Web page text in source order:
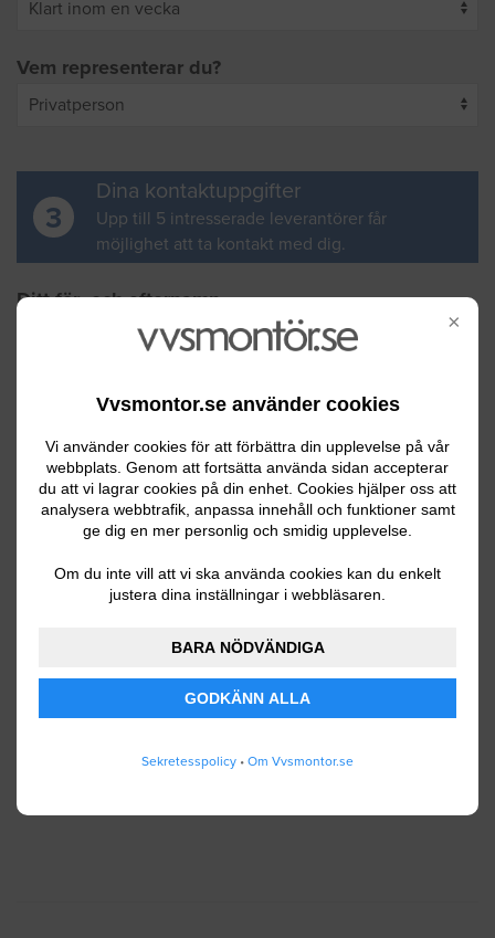
×
Vvsmontor.se använder cookies
Vi använder cookies för att förbättra din upplevelse på vår
webbplats. Genom att fortsätta använda sidan accepterar
du att vi lagrar cookies på din enhet. Cookies hjälper oss att
analysera webbtrafik, anpassa innehåll och funktioner samt
ge dig en mer personlig och smidig upplevelse.
Om du inte vill att vi ska använda cookies kan du enkelt
justera dina inställningar i webbläsaren.
BARA NÖDVÄNDIGA
GODKÄNN ALLA
Sekretesspolicy • Om Vvsmontor.se
Vem representerar du?
3
Dina kontaktuppgifter
Upp till 5 intresserade leverantörer får
möjlighet att ta kontakt med dig.
Ditt för- och efternamn
Din e-postadress
Ditt telefonnummer
använder mina personuppgifter enligt
SKICKA IN